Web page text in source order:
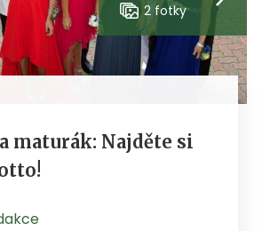
2 fotky
maturák: Najděte si